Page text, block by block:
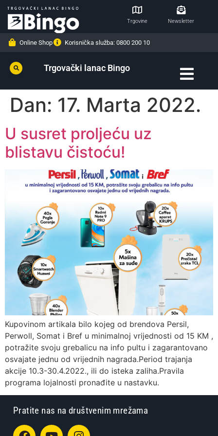
Trgovine Newsletter
Online Shop Korisnička služba: 0800 200 10
Trgovački lanac Bingo
Dan: 17. Marta 2022.
U susret proljeću uz
blistavu čistoću!
Kupovinom artikala bilo kojeg od brendova Persil,
Perwoll, Somat i Bref u minimalnoj vrijednosti od 15 KM ,
potražite svoju grebalicu na info pultu i zagarantovano
osvajate jednu od vrijednih nagrada.Period trajanja
akcije 10.3-30.4.2022., ili do isteka zaliha.Pravila
programa lojalnosti pronađite u nastavku.
Pratite nas na društvenim mrežama